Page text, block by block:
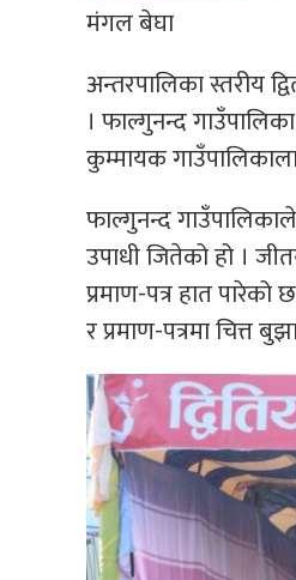
मंगल बेघा
अन्तरपालिका स्तरीय
। फाल्गुनन्द
कुम्मायक
फाल्गुनन्द
उपाधी जितेको हो ।
प्रमाण-पत्र हात
र प्रमाण-पत्रमा चित्त